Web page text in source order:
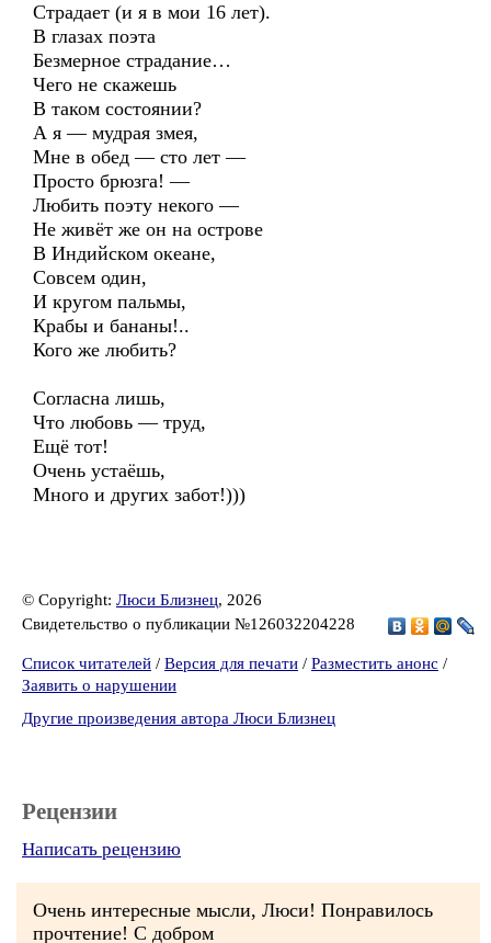
Страдает (и я в мои 16 лет).
В глазах поэта
Безмерное страдание…
Чего не скажешь
В таком состоянии?
А я — мудрая змея,
Мне в обед — сто лет —
Просто брюзга! —
Любить поэту некого —
Не живёт же он на острове
В Индийском океане,
Совсем один,
И кругом пальмы,
Крабы и бананы!..
Кого же любить?
Согласна лишь,
Что любовь — труд,
Ещё тот!
Очень устаёшь,
Много и других забот!)))
© Copyright: Люси Близнец, 2026
Свидетельство о публикации №126032204228
Список читателей / Версия для печати / Разместить анонс /
Заявить о нарушении
Другие произведения автора Люси Близнец
Рецензии
Написать рецензию
Очень интересные мысли, Люси! Понравилось
прочтение! С добром